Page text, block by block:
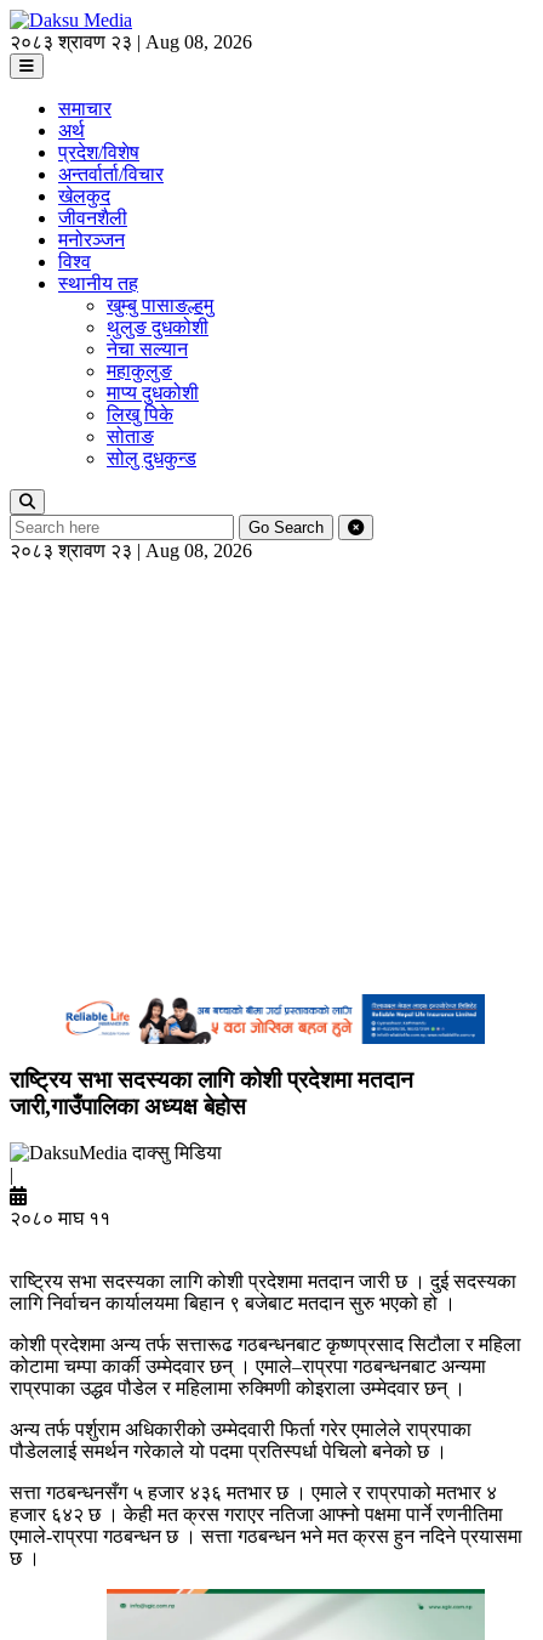
२०८३ श्रावण २३ | Aug 08, 2026
समाचार
अर्थ
प्रदेश/विशेष
अन्तर्वार्ता/विचार
खेलकुद
जीवनशैली
मनोरञ्जन
विश्व
स्थानीय तह
खुम्बु पासाङल्हमु
थुलुङ दुधकोशी
नेचा सल्यान
महाकुलुङ
माप्य दुधकोशी
लिखु पिके
सोताङ
सोलु दुधकुन्ड
Go Search
२०८३ श्रावण २३ | Aug 08, 2026
राष्ट्रिय सभा सदस्यका लागि कोशी प्रदेशमा मतदान
जारी,गाउँपालिका अध्यक्ष बेहोस
दाक्सु मिडिया
|
२०८० माघ ११
राष्ट्रिय सभा सदस्यका लागि कोशी प्रदेशमा मतदान जारी छ । दुई सदस्यका
लागि निर्वाचन कार्यालयमा बिहान ९ बजेबाट मतदान सुरु भएको हो ।
कोशी प्रदेशमा अन्य तर्फ सत्तारूढ गठबन्धनबाट कृष्णप्रसाद सिटौला र महिला
कोटामा चम्पा कार्की उम्मेदवार छन् । एमाले–राप्रपा गठबन्धनबाट अन्यमा
राप्रपाका उद्धव पौडेल र महिलामा रुक्मिणी कोइराला उम्मेदवार छन् ।
अन्य तर्फ पर्शुराम अधिकारीको उम्मेदवारी फिर्ता गरेर एमालेले राप्रपाका
पौडेललाई समर्थन गरेकाले यो पदमा प्रतिस्पर्धा पेचिलो बनेको छ ।
सत्ता गठबन्धनसँग ५ हजार ४३६ मतभार छ । एमाले र राप्रपाको मतभार ४
हजार ६४२ छ । केही मत क्रस गराएर नतिजा आफ्नो पक्षमा पार्ने रणनीतिमा
एमाले-राप्रपा गठबन्धन छ । सत्ता गठबन्धन भने मत क्रस हुन नदिने प्रयासमा
छ ।